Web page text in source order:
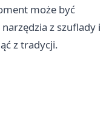
może być
z szuflady i
z tradycji.